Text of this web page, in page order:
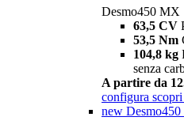
Desmo450 MX
63,5 CV
53,5 Nm
104,8 kg
senza
A partire da
configura
new Desmo450